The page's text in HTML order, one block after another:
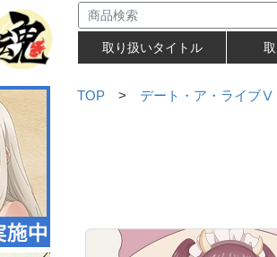
取り扱いタイトル
TOP > デート・ア・ライブⅤ